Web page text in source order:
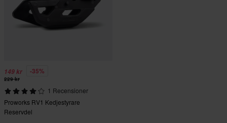
149 kr -35%
229 kr
1 Recensioner
Proworks RV1 Kedjestyrare
Reservdel